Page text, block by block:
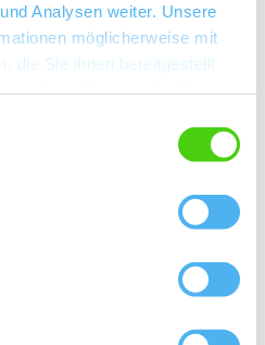
Analysen weiter. Unsere
möglicherweise mit
die Sie ihnen bereitgestellt